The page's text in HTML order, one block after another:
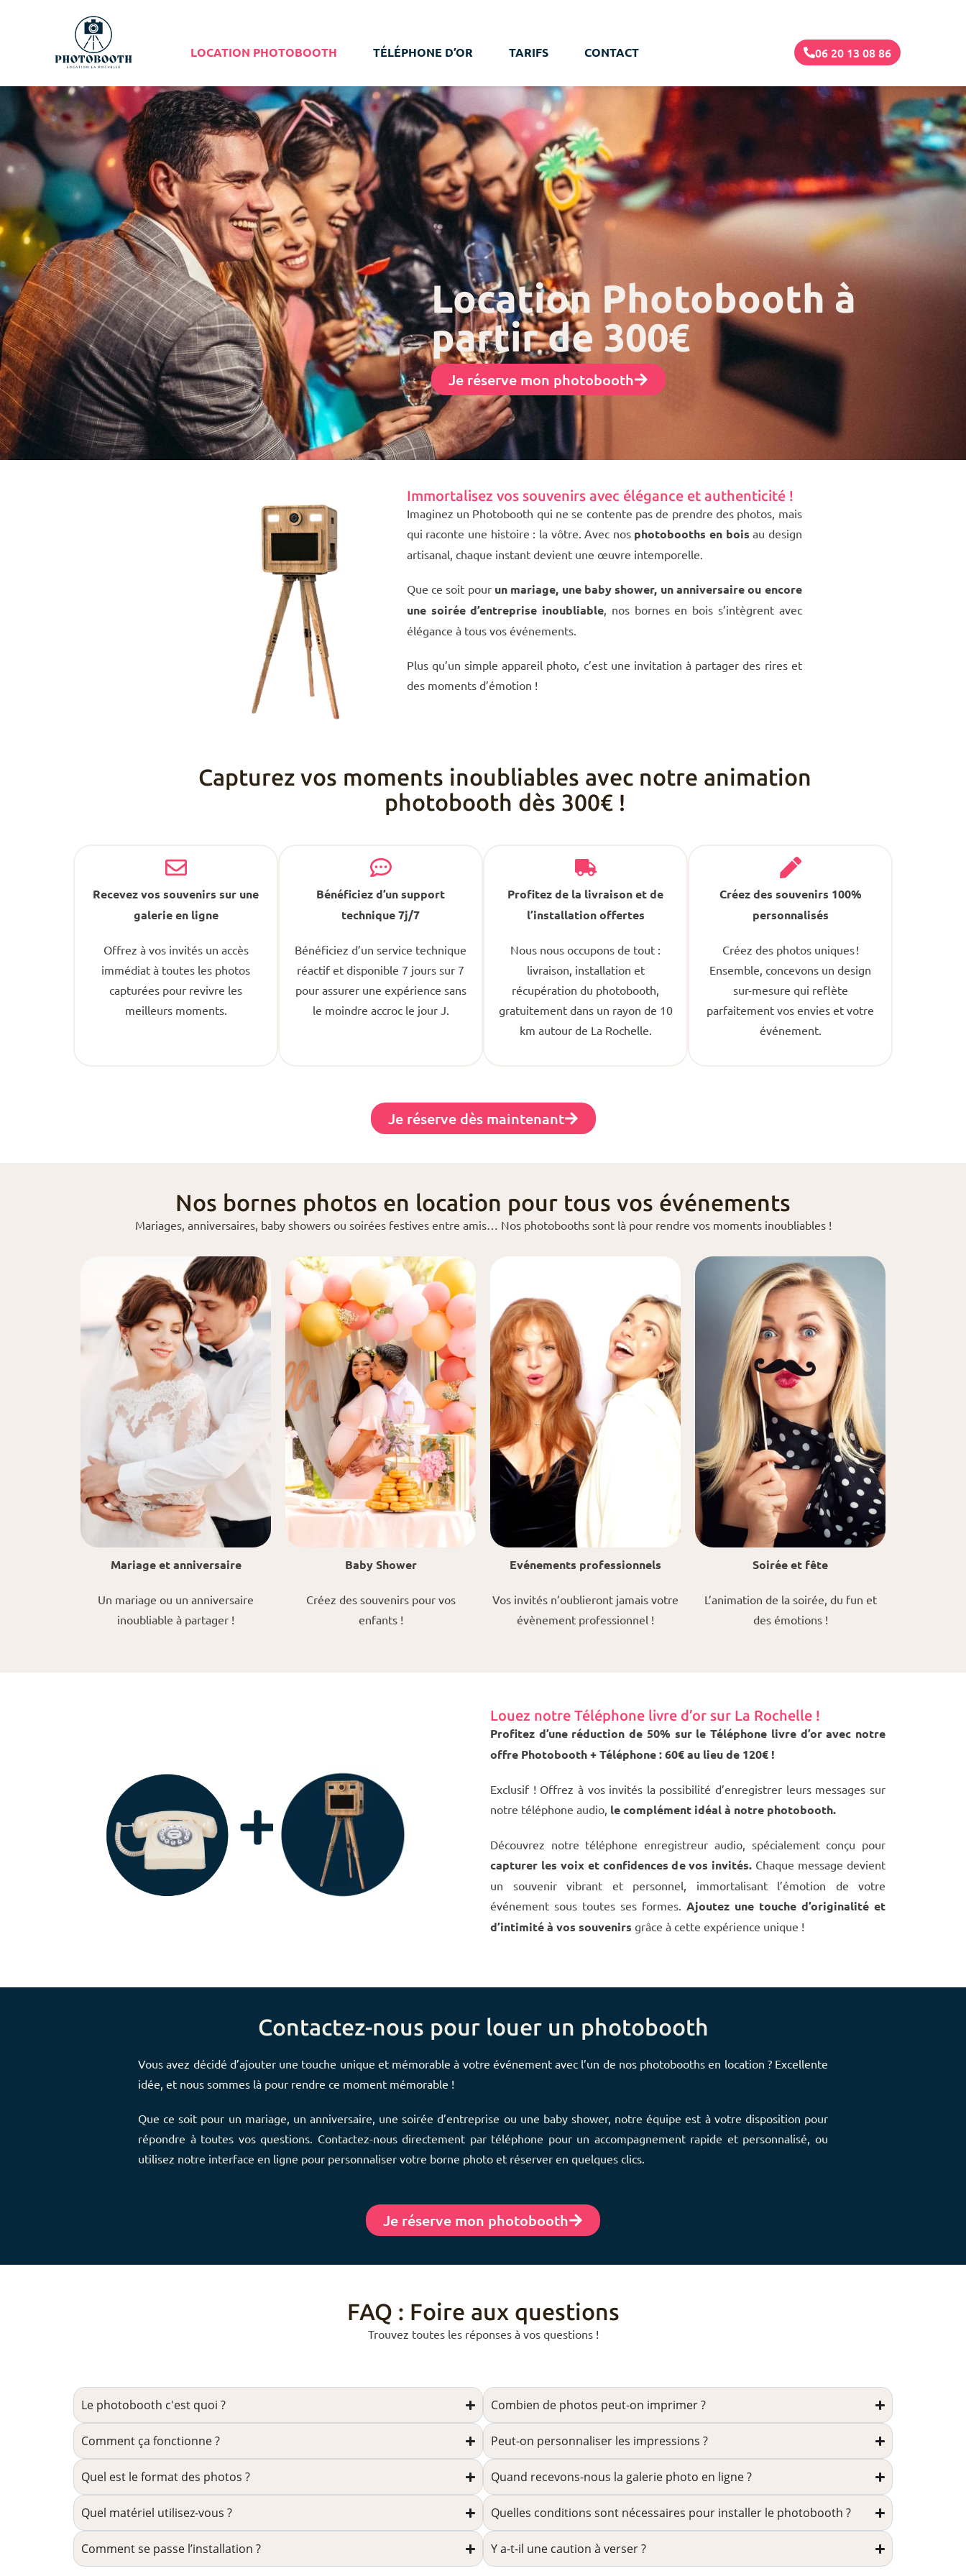
LOCATION PHOTOBOOTH TÉLÉPHONE D’OR TARIFS CONTACT 06 20 13 08 86
Location Photobooth à
partir de 300€
Je réserve mon photobooth
Immortalisez vos souvenirs avec éléganceet authenticité!
Imaginez un Photobooth qui ne se contente pas de prendre des photos, mais
qui raconte une histoire : la vôtre. Avec nos photobooths en bois au design
artisanal, chaque instant devient une œuvre intemporelle.
Que ce soit pour un mariage, une baby shower, un anniversaire ou encore
une soirée d’entreprise inoubliable, nos bornes en bois s’intègrent avec
élégance à tous vos événements.
Plus qu’un simple appareil photo, c’est une invitation à partager des rires et
des moments d’émotion !
Capturez vos moments inoubliables avec notre animation
photobooth dès 300€ !
Recevez vos souvenirs sur une
galerie en ligne
Offrez à vos invités un accès
immédiat à toutes les photos
capturées pour revivre les
meilleurs moments.
Bénéficiez d’un support
technique 7j/7
Bénéficiez d’un service technique
réactif et disponible 7 jours sur 7
pour assurer une expérience sans
le moindre accroc le jour J.
Profitez de la livraison et de
l’installation offertes
Nous nous occupons de tout :
livraison, installation et
récupération du photobooth,
gratuitement dans un rayon de 10
km autour de La Rochelle.
Créez des souvenirs 100%
personnalisés
Créez des photos uniques !
Ensemble, concevons un design
sur-mesure qui reflète
parfaitement vos envies et votre
événement.
Je réserve dès maintenant
Nos bornes photos en location pour tous vos événements
Mariages, anniversaires, baby showers ou soirées festives entre amis… Nos photobooths sont là pour rendre vos moments inoubliables !
Mariage et anniversaire
Un mariage ou un anniversaire
inoubliable à partager !
Baby Shower
Créez des souvenirs pour vos
enfants !
Evénements professionnels
Vos invités n’oublieront jamais votre
évènement professionnel !
Soirée et fête
L’animation de la soirée, du fun et
des émotions !
Louez notre Téléphone livre d’or sur La Rochelle !
Profitez d’une réduction de 50% sur le Téléphone livre d’or avec notre
offre Photobooth + Téléphone : 60€ au lieu de 120€ !
Exclusif ! Offrez à vos invités la possibilité d’enregistrer leurs messages sur
notre téléphone audio, le complément idéal à notre photobooth.
Découvrez notre téléphone enregistreur audio, spécialement conçu pour
capturer les voix et confidences de vos invités. Chaque message devient
un souvenir vibrant et personnel, immortalisant l’émotion de votre
événement sous toutes ses formes. Ajoutez une touche d’originalité et
d’intimité à vos souvenirs grâce à cette expérience unique !
Contactez-nous pour louer un photobooth
Vous avez décidé d’ajouter une touche unique et mémorable à votre événement avec l’un de nos photobooths en location ? Excellente
idée, et nous sommes là pour rendre ce moment mémorable !
Que ce soit pour un mariage, un anniversaire, une soirée d’entreprise ou une baby shower, notre équipe est à votre disposition pour
répondre à toutes vos questions. Contactez-nous directement par téléphone pour un accompagnement rapide et personnalisé, ou
utilisez notre interface en ligne pour personnaliser votre borne photo et réserver en quelques clics.
Je réserve mon photobooth
FAQ : Foire aux questions
Trouvez toutes les réponses à vos questions !
Le photobooth c'est quoi ?
Comment ça fonctionne ?
Quel est le format des photos ?
Quel matériel utilisez-vous ?
Comment se passe l’installation ?
Combien de photos peut-on imprimer ?
Peut-on personnaliser les impressions ?
Quand recevons-nous la galerie photo en ligne ?
Quelles conditions sont nécessaires pour installer le photobooth ?
Y a-t-il une caution à verser ?